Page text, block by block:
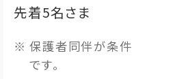
先着5名さま
保護者同伴が条件
です。